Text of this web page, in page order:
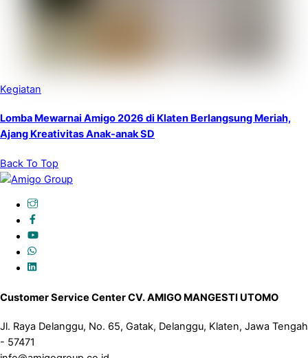
Kegiatan
Lomba Mewarnai Amigo 2026 di Klaten Berlangsung Meriah,
Ajang Kreativitas Anak-anak SD
Back To Top
Customer Service Center CV. AMIGO MANGESTI UTOMO
Jl. Raya Delanggu, No. 65, Gatak, Delanggu, Klaten, Jawa Tengah
- 57471